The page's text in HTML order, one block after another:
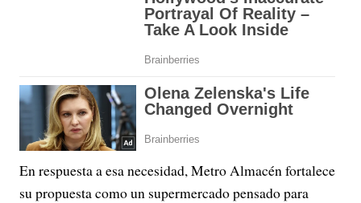
En respuesta a esa necesidad, Metro Almacén fortalece
su propuesta como un supermercado pensado para